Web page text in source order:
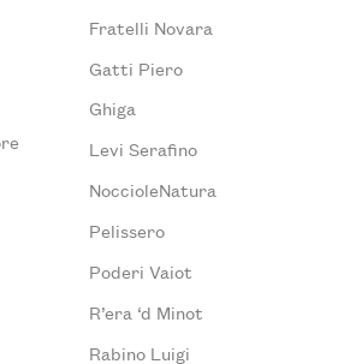
Fratelli Novara
Gatti Piero
Ghiga
Levi Serafino
NoccioleNatura
Pelissero
Poderi Vaiot
R’era ‘d Minot
Rabino Luigi